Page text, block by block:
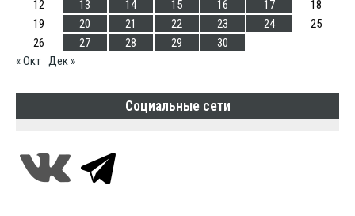
12
13 14 15 16 17
18
19
20 21 22 23 24
25
26
27 28 29
30
« Окт Дек »
Социальные сети